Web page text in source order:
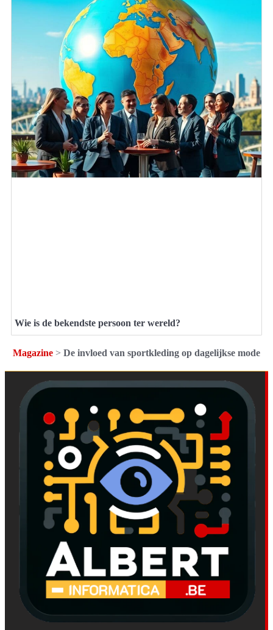
Wie is de bekendste persoon ter wereld?
Magazine > De invloed van sportkleding op dagelijkse mode